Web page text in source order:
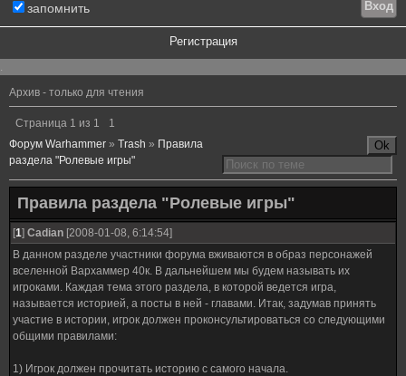
запомнить
Регистрация
.
Архив - только для чтения
Страница 1 из 1
1
Форум Warhammer » Trash » Правила
раздела "Ролевые игры"
Правила раздела "Ролевые игры"
[1] Cadian [2008-01-08, 6:14:54]
В данном разделе участники форума вживаются в образ персонажей
вселенной Вархаммер 40к. В дальнейшем мы будем называть их
игроками. Каждая тема этого раздела, в которой ведется игра,
называется историей, а посты в ней - главами. Итак, задумав принять
участие в истории, игрок должен проконсультироваться со следующими
общими правилами:
1) Игрок должен прочитать историю с самого начала.